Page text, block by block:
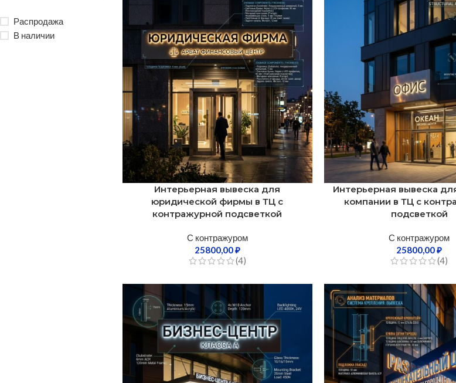
Распродажа
В наличии
Интерьерная вывеска для
юридической фирмы в ТЦ с
контражурной подсветкой
С контражуром
25800,00₽
(4)
Интерьерная вывеска
компании в ТЦ с
подсветкой
С контражуром
25800,00₽
(4)